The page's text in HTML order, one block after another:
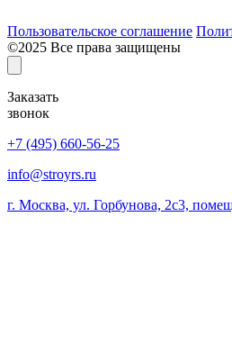
Пользовательское соглашение
©2025 Все права защищены
Заказать
звонок
+7 (495) 660-56-25
info@stroyrs.ru
г. Москва, ул. Горбунова, 2с3,